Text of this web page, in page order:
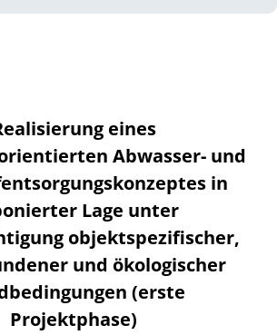
eines
Abwasser- und
in
Lage unter
objektspezifischer,
und ökologischer
(erste
Projektphase)